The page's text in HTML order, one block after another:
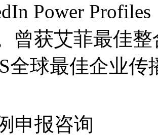
Power
曾获艾菲最佳
全球最佳企业
申报咨询